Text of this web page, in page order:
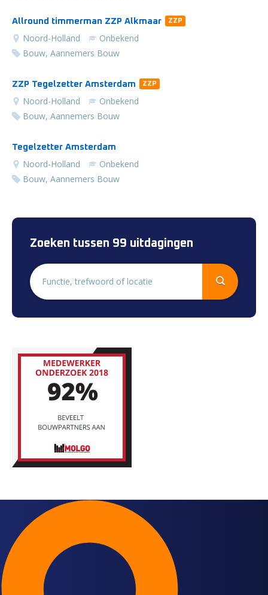
Allround timmerman ZZP Alkmaar ZZP
Noord-Holland
Onbekend
Bouw, Aannemers Bouw
ZZP Tegelzetter Amsterdam ZZP
Noord-Holland
Onbekend
Bouw, Aannemers Bouw
Tegelzetter Amsterdam
Noord-Holland
Onbekend
Bouw, Aannemers Bouw
Zoeken tussen 99 uitdagingen